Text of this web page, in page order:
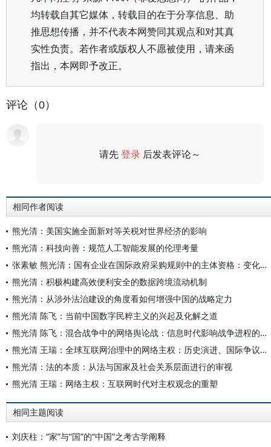
均转载自其它媒体，转载目的在于分享信息、助
推思想传播，并不代表本网赞同其观点和对其真
实性负责。若作者或版权人不愿被使用，请来函
指出，本网即予改正。
评论（0）
请先登录 后发表评论～
相同作者阅读
熊光清：美国实施全面新对等关税对世界经济的影响
熊光清：科技向善：规范人工智能发展的伦理考量
张素敏 熊光清：国有企业在国际政府采购规则中的主体资格：变化趋势、判断标准及中国因应
熊光清：积极构建高效便利安全的数据跨境流动机制
熊光清：从涉外法治建设的角度看如何增强中国的战略定力
熊光清 陈飞：当前中国数字民粹主义的兴起及化解之道
熊光清 陈飞：混合战争中的网络舆论战：信息时代影响战争进程的重要因素
熊光清 王瑞：全球互联网治理中的网络主权：历史演进、国际争议和中国立场
熊光清：法的本质：从法与国家及社会关系层面进行的审视
熊光清 王瑞：网络主权：互联网时代对主权观念的重塑
相同主题阅读
刘庆柱：“家”与“国”的“中国”之考古学阐释